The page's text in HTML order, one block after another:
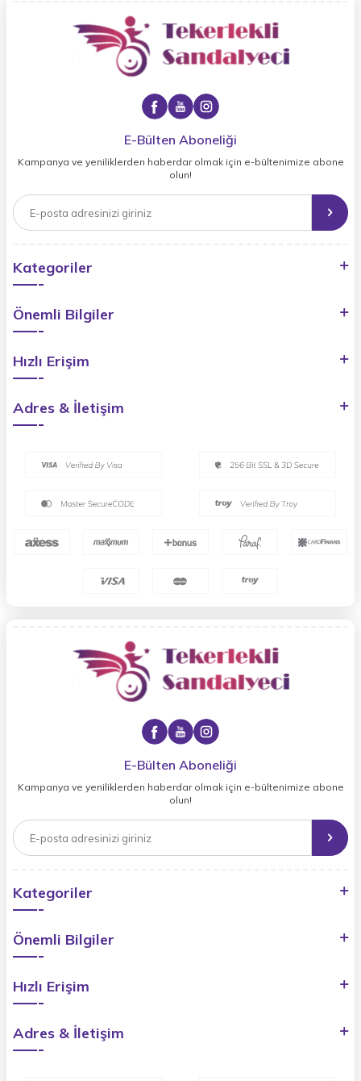
E-Bülten Aboneliği
Kampanya ve yeniliklerden haberdar olmak için e-bültenimize abone
olun!
Kategoriler
Önemli Bilgiler
Hızlı Erişim
Adres & İletişim
E-Bülten Aboneliği
Kampanya ve yeniliklerden haberdar olmak için e-bültenimize abone
olun!
Kategoriler
Önemli Bilgiler
Hızlı Erişim
Adres & İletişim